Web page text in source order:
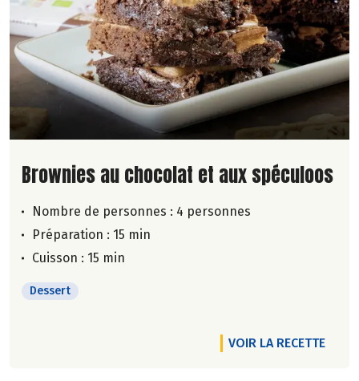
Lire la suite de la recette
Brownies au chocolat et aux spéculoos
Nombre de personnes : 4 personnes
Préparation : 15 min
Cuisson : 15 min
Dessert
VOIR LA RECETTE